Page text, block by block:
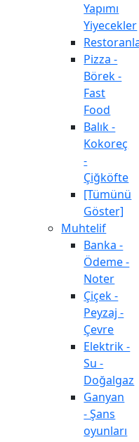
Yapımı
Yiyecekler
Pizza -
Börek -
Fast
Food
Balık -
Kokoreç
-
Çiğköfte
[Tümünü
Göster]
Muhtelif
Banka -
Ödeme -
Noter
Çiçek -
Peyzaj -
Çevre
Elektrik -
Su -
Doğalgaz
Ganyan
- Şans
oyunları